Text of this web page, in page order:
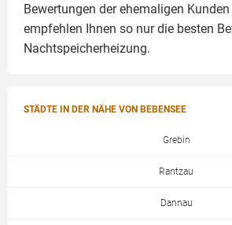
Bewertungen der ehemaligen
empfehlen Ihnen so nur die besten
Nachtspeicherheizung.
STÄDTE IN DER NÄHE VON BEBENSEE
Grebin
Rantzau
Dannau